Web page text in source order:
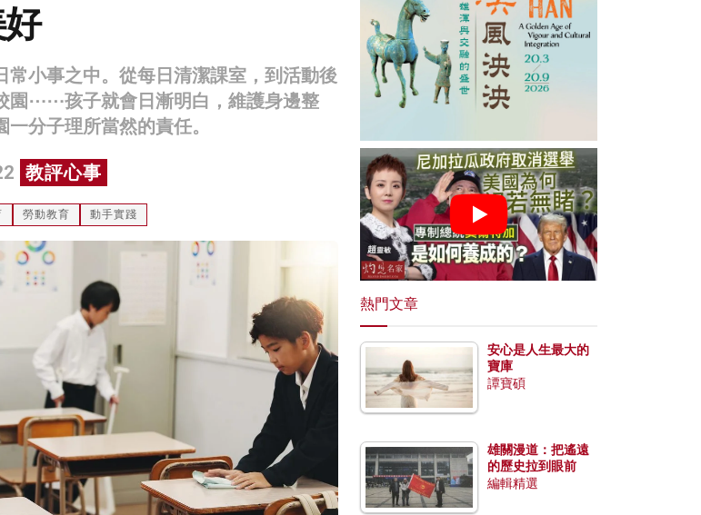
常小事之中。從每日清潔課室，到活動後
園⋯⋯孩子就會日漸明白，維護身邊整
分子理所當然的責任。
教評心事
勞動教育 動手實踐
熱門文章
安心是人生最大的
寶庫
譚寶碩
雄關漫道：把遙遠
的歷史拉到眼前
編輯精選